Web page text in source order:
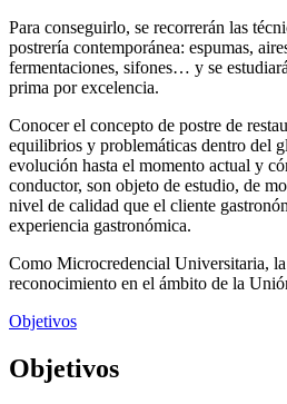
Para conseguirlo, se recorrerán las
postrería contemporánea: espumas,
fermentaciones, sifones… y se
prima por excelencia.
Conocer el concepto de postre de
equilibrios y problemáticas dentro del
evolución hasta el momento actual y
conductor, son objeto de estudio, de
nivel de calidad que el cliente
experiencia gastronómica.
Como Microcredencial Universitaria,
reconocimiento en el ámbito de la
Objetivos
Objetivos